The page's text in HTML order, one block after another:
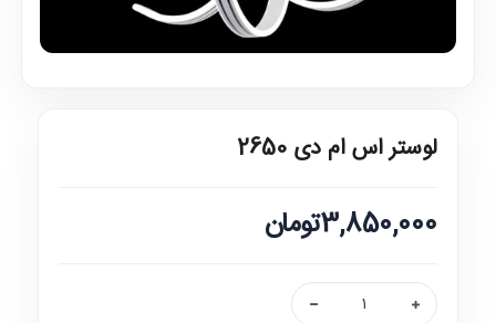
لوستر اس ام دی 2650
3,850,000تومان